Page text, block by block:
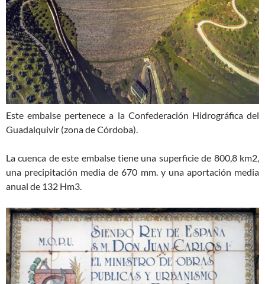
Este embalse pertenece a la Confederación Hidrográfica del
Guadalquivir (zona de Córdoba).
La cuenca de este embalse tiene una superficie de 800,8 km2,
una precipitación media de 670 mm. y una aportación media
anual de 132 Hm3.